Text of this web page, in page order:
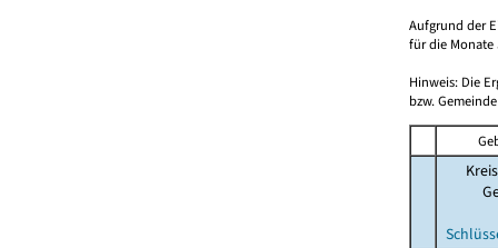
Aufgrund der
für die Monate
Hinweis: Die
bzw.